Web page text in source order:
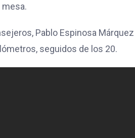
Pablo Espinosa Márquez
seguidos de los 20.